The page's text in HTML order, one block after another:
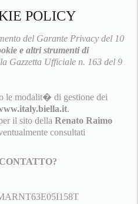
POLICY
del Garante Privacy del 10
e altri strumenti di
Gazzetta Ufficiale n. 163 del 9
le modalit� di gestione dei
.
il sito dellaRenato Raimo
consultati